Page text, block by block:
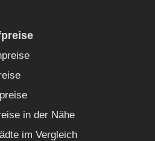
in der Nähe
im Vergleich